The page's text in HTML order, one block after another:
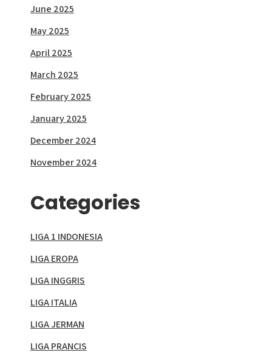
June 2025
May 2025
April 2025
March 2025
February 2025
January 2025
December 2024
November 2024
Categories
LIGA 1 INDONESIA
LIGA EROPA
LIGA INGGRIS
LIGA ITALIA
LIGA JERMAN
LIGA PRANCIS